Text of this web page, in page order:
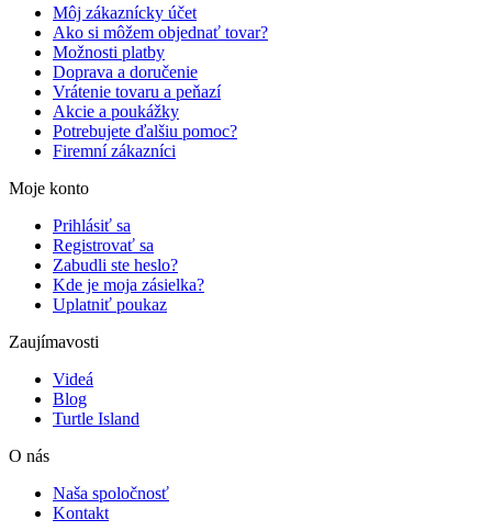
Môj zákaznícky účet
Ako si môžem objednať tovar?
Možnosti platby
Doprava a doručenie
Vrátenie tovaru a peňazí
Akcie a poukážky
Potrebujete ďalšiu pomoc?
Firemní zákazníci
Moje konto
Prihlásiť sa
Registrovať sa
Zabudli ste heslo?
Kde je moja zásielka?
Uplatniť poukaz
Zaujímavosti
Videá
Blog
Turtle Island
O nás
Naša spoločnosť
Kontakt